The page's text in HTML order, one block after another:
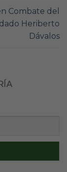
Combate del
Heriberto
Dávalos